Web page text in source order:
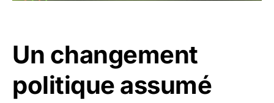
Un changement
politique assumé